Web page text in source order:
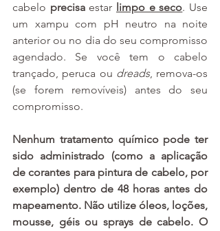
cabelo precisa estar limpo e seco. Use
um xampu com pH neutro na noite
anterior ou no dia do seu compromisso
agendado. Se você tem o cabelo
trançado, peruca ou dreads, remova-os
(se forem removíveis) antes do seu
compromisso.
Nenhum tratamento químico pode ter
sido administrado (como a aplicação
de corantes para pintura de cabelo, por
exemplo) dentro de 48 horas antes do
mapeamento. Não utilize óleos, loções,
mousse, géis ou sprays de cabelo. O